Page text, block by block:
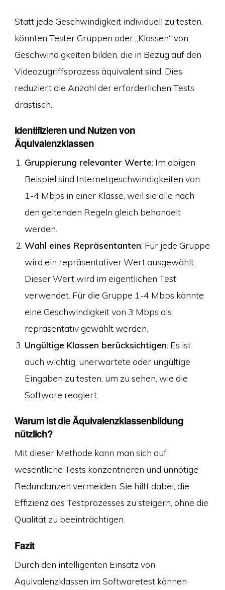
Statt jede Geschwindigkeit individuell zu testen,
könnten Tester Gruppen oder „Klassen“ von
Geschwindigkeiten bilden, die in Bezug auf den
Videozugriffsprozess äquivalent sind. Dies
reduziert die Anzahl der erforderlichen Tests
drastisch.
Identifizieren und Nutzen von
Äquivalenzklassen
Gruppierung relevanter Werte: Im obigen
Beispiel sind Internetgeschwindigkeiten von
1-4 Mbps in einer Klasse, weil sie alle nach
den geltenden Regeln gleich behandelt
werden.
Wahl eines Repräsentanten: Für jede Gruppe
wird ein repräsentativer Wert ausgewählt.
Dieser Wert wird im eigentlichen Test
verwendet. Für die Gruppe 1-4 Mbps könnte
eine Geschwindigkeit von 3 Mbps als
repräsentativ gewählt werden.
Ungültige Klassen berücksichtigen: Es ist
auch wichtig, unerwartete oder ungültige
Eingaben zu testen, um zu sehen, wie die
Software reagiert.
Warum ist die Äquivalenzklassenbildung
nützlich?
Mit dieser Methode kann man sich auf
wesentliche Tests konzentrieren und unnötige
Redundanzen vermeiden. Sie hilft dabei, die
Effizienz des Testprozesses zu steigern, ohne die
Qualität zu beeinträchtigen.
Fazit
Durch den intelligenten Einsatz von
Äquivalenzklassen im Softwaretest können